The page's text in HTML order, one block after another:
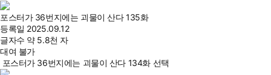
포스터가 36번지에는 괴물이 산다 135화
등록일 2025.09.12
글자수 약 5.8천 자
대여 불가
포스터가 36번지에는 괴물이 산다 134화 선택